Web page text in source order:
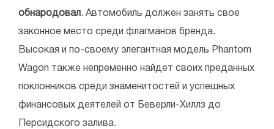
обнародовал . Автомобиль должен занять свое
законное место среди флагманов бренда.
Высокая и по-своему элегантная модель Phantom
Wagon также непременно найдет своих преданных
поклонников среди знаменитостей и успешных
финансовых деятелей от Беверли-Хиллз до
Персидского залива.